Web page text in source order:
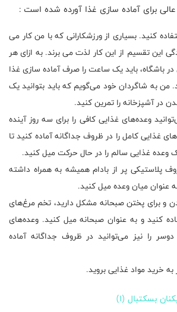
عالی برای آماده سازی غذا آورده شده است :
3/1 استفاده کنید. بسیاری از ورزشکارانی که با من کار می
این تقسیم از این کار لذت می برند. به ازای هر
باشگاه، باید یک ساعت را صرف آماده سازی غذا
من به شاگردان خود می‌گویم که باید بتوانید یک
در آشپزخانه را تمرین کنید.
وعده‌های غذایی کافی را برای سه روز آینده
غذایی کامل را در ظروف جداگانه آماده کنید تا
وعده غذایی سالم را در حال حرکت میل کنید.
پلاستیکی پر از بادام همیشه به همراه داشته
عنوان میان وعده میل کنید.
و برای پختن صبحانه مشکل دارید، تخم مرغ‌های
کنید و به عنوان صبحانه میل کنید. وعده‌های
را نیز می‌توانید در ظروف جداگانه آماده
خرید مواد غذایی بروید.
بسکتبال (1)